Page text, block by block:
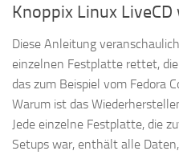
Knoppix Linux
Diese Anleitung
einzelnen Festplatte rettet,
das zum Beispiel vom Fedora
Warum ist das
Jede einzelne Festplatte, die
Setups war, enthält alle